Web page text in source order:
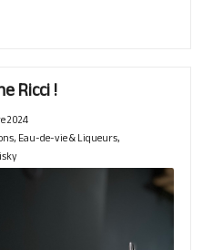
Ricci !
2024
, Eau-de-vie & Liqueurs,